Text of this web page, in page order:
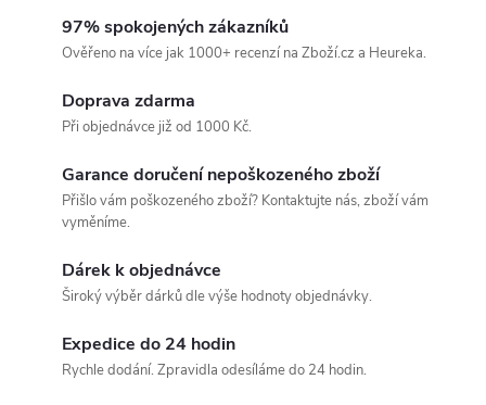
97% spokojených zákazníků
Ověřeno na více jak 1000+ recenzí na Zboží.cz a Heureka.
Doprava zdarma
Při objednávce již od 1000 Kč.
Garance doručení nepoškozeného zboží
Přišlo vám poškozeného zboží? Kontaktujte nás, zboží vám
vyměníme.
Dárek k objednávce
Široký výběr dárků dle výše hodnoty objednávky.
Expedice do 24 hodin
Rychle dodání. Zpravidla odesíláme do 24 hodin.